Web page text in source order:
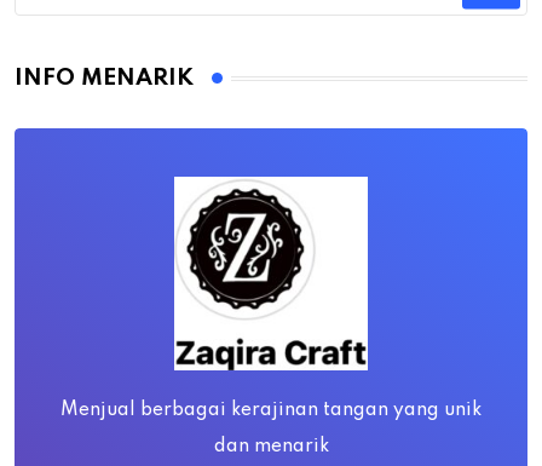
INFO MENARIK
Menjual berbagai kerajinan tangan yang unik
dan menarik